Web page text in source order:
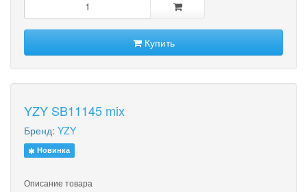
Купить
YZY SB11145 mix
Бренд: YZY
Новинка
Описание товара